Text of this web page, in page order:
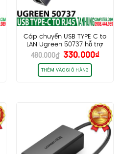
Cáp chuyển USB TYPE C to
LAN Ugreen 50737 hỗ trợ
1000Mbps vỏ nhôm Cao
Cấp Chính Hãng
480.000₫ Giá
gốc
là:
480.000₫.
330.000₫Giá
THÊM VÀO GIỎ HÀNG